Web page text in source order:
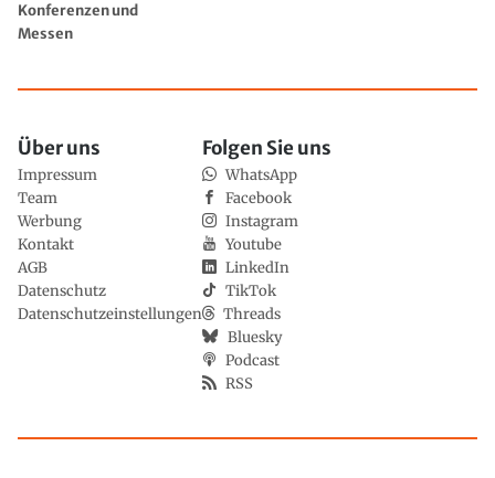
Konferenzen und
Messen
Über uns
Impressum
Team
Werbung
Kontakt
AGB
Datenschutz
Datenschutzeinstellungen
Folgen Sie uns
WhatsApp
Facebook
Instagram
Youtube
LinkedIn
TikTok
Threads
Bluesky
Podcast
RSS